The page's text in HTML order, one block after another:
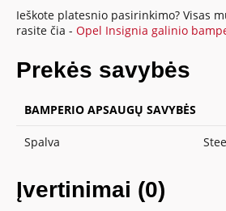
Ieškote platesnio pasirinkimo? Visas
rasite čia -Opel Insignia galinio
Prekės savybės
BAMPERIO APSAUGŲ SAVYBĖS
Spalva
Įvertinimai (0)